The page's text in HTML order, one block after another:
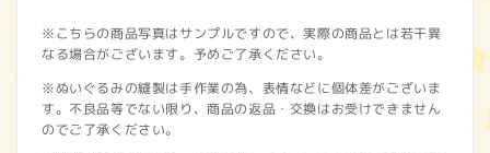
※こちらの商品写真はサンプルですので、実際の商品とは若干異
なる場合がございます。予めご了承ください。
※ぬいぐるみの縫製は手作業の為、表情などに個体差がございま
す。不良品等でない限り、商品の返品・交換はお受けできません
のでご了承ください。